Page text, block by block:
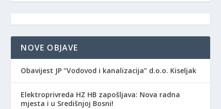
NOVE OBJAVE
Obavijest JP “Vodovod i kanalizacija” d.o.o. Kiseljak
Elektroprivreda HZ HB zapošljava: Nova radna
mjesta i u Središnjoj Bosni!